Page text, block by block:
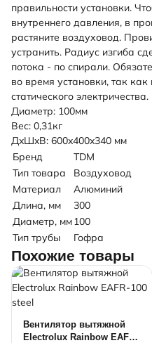
правильности установки.
внутреннего давления, в
растяните воздуховод.
устранить. Радиус изгиба
потока - по спирали.
во время установки, так
статического электричества.
Диаметр: 100мм
Вес: 0,31кг
ДxШxВ: 600x400x340 мм
Бренд
TDM
Тип товара
Воздуховод
Материал
Алюминий
Длина, мм
300
Диаметр, мм100
Тип трубы
Гофра
Похожие товары
Вентилятор вытяжной
Electrolux Rainbow EAFR-